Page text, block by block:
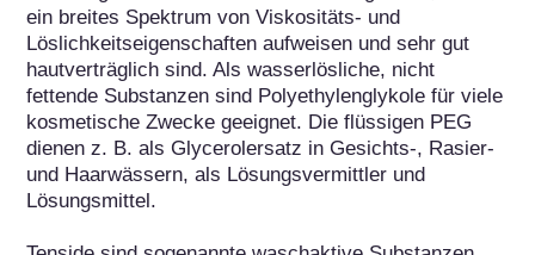
ein breites Spektrum von Viskositäts- und
Löslichkeitseigenschaften aufweisen und sehr gut
hautverträglich sind. Als wasserlösliche, nicht
fettende Substanzen sind Polyethylenglykole für viele
kosmetische Zwecke geeignet. Die flüssigen PEG
dienen z. B. als Glycerolersatz in Gesichts-, Rasier-
und Haarwässern, als Lösungsvermittler und
Lösungsmittel.